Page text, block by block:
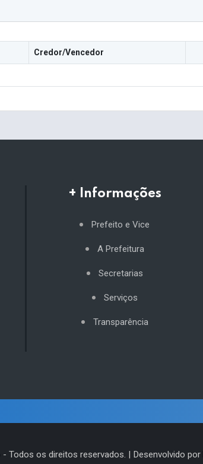
Credor/Vencedor
+ Informações
Prefeito e Vice
A Prefeitura
Secretarias
Serviços
Transparência
- Todos os direitos reservados. | Desenvolvido por